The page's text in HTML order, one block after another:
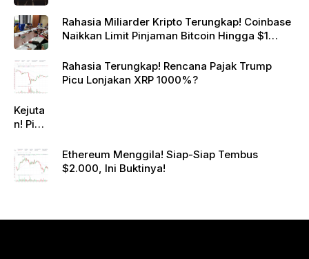
Rahasia Miliarder Kripto Terungkap! Coinbase
Naikkan Limit Pinjaman Bitcoin Hingga $1
Rahasia Terungkap! Rencana Pajak Trump
Picu Lonjakan XRP 1000%?
Kejuta
n! Pi
rk
Gande
ng
Eropa,
Ethereum Menggila! Siap-Siap Tembus
$2.000, Ini Buktinya!